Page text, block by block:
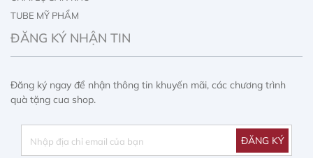
TUBE MỸ PHẨM
IN ẤN CHAI LỌ
ĐĂNG KÝ NHẬN TIN
Đăng ký ngay để nhận thông tin khuyến mãi, các chương trình
quà tặng cua shop.